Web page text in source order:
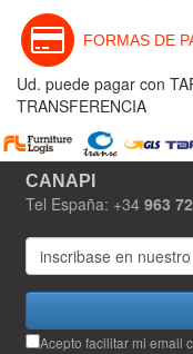
FORMAS DE
Ud. puede pagar con
TRANSFERENCIA
CANAPI
Tel España: +34 963
Acepto facilitar mi email